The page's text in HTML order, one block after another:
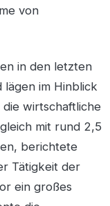
von
in den letzten
im Hinblick
wirtschaftliche
mit rund 2,5
berichtete
Tätigkeit der
ein großes